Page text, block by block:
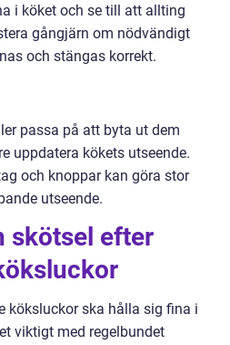
i köket och se till att allting
gångjärn om nödvändigt
och stängas korrekt.
passa på att byta ut dem
uppdatera kökets utseende.
och knoppar kan göra stor
utseende.
skötsel efter
köksluckor ska hålla sig fina i
viktigt med regelbundet